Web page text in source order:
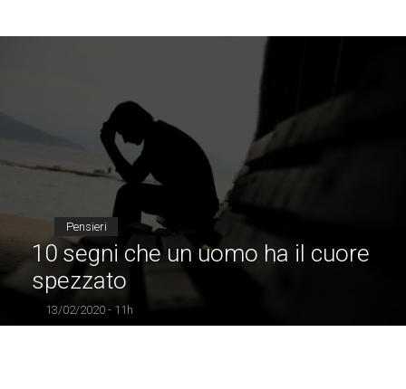
Pensieri
10 segni che un uomo ha il cuore
spezzato
13/02/2020 - 11h